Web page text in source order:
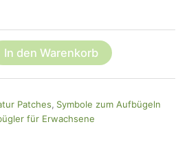
In den Warenkorb
Patches, Symbole zum Aufbügeln
für Erwachsene